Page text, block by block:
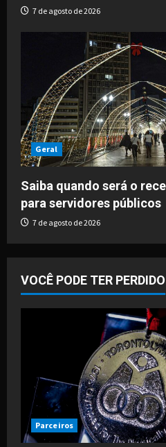
7 de agosto de 2026
Geral
Saiba quando será o
para servidores públicos
7 de agosto de 2026
VOCÊ PODE TER PERDIDO
Parceiros